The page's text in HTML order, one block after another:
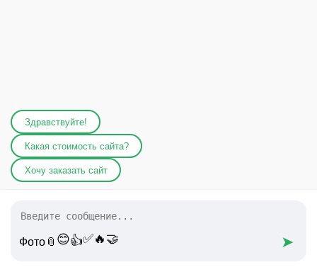
Здравствуйте!
Какая стоимость сайта?
Хочу заказать сайт
Фото📎 😊👍✅🔥 🤝 ➤